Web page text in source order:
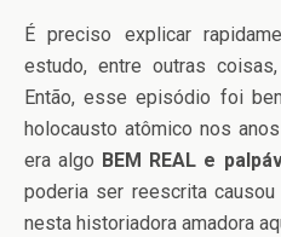
É preciso explicar
estudo, entre outras
Então, esse episódio foi
holocausto atômico nos
era algo BEM REAL e
poderia ser reescrita
nesta historiadora amadora